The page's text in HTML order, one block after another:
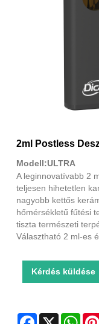
2ml Postless
Modell:ULTRA
A leginnovatívabb 2
teljesen hihetetlen
nagyobb kettős
hőmérsékletű fűtési
tiszta természeti
Választható 2 ml-es
Kérdés küldése
Facebook
X